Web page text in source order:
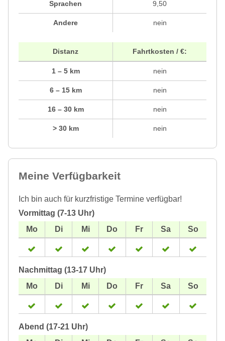
Sprachen
Andere
9,50
nein
Distanz
1 – 5 km
6 – 15 km
16 – 30 km
> 30 km
Fahrtkosten / €:
nein
nein
nein
nein
Meine Verfügbarkeit
Ich bin auch für kurzfristige Termine verfügbar!
Vormittag (7-13 Uhr)
Nachmittag (13-17 Uhr)
Abend (17-21 Uhr)